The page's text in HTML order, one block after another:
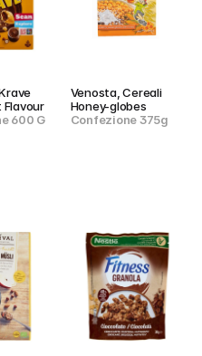
Flavour
600 G
Venosta, Cereali
Honey-globes
Confezione 375g